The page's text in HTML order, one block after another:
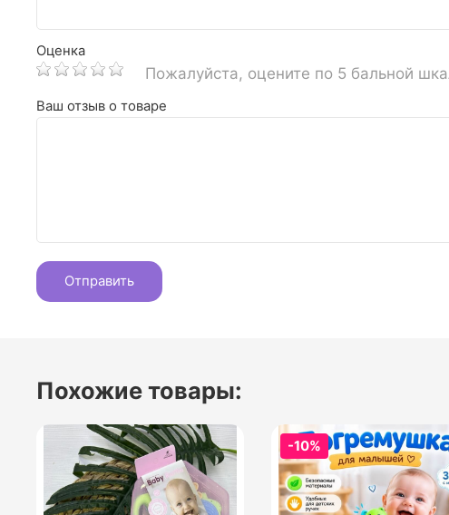
Оценка
Пожалуйста, оцените по 5 бальной
Ваш отзыв о товаре
Похожие товары:
-10%